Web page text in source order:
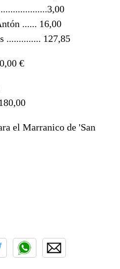
...... 16,00
.............. 127,85
€
el Marranico de 'San